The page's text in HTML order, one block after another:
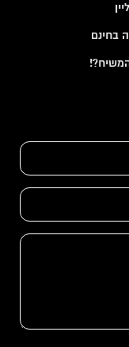
בחינם